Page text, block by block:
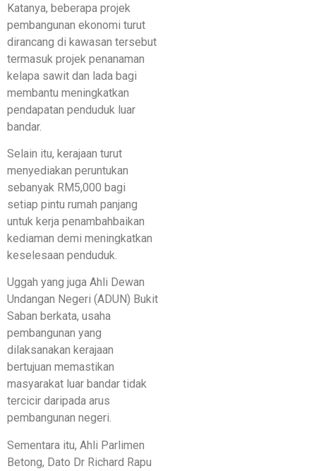
Katanya, beberapa projek
pembangunan ekonomi turut
dirancang di kawasan tersebut
termasuk projek penanaman
kelapa sawit dan lada bagi
membantu meningkatkan
pendapatan penduduk luar
bandar.
Selain itu, kerajaan turut
menyediakan peruntukan
sebanyak RM5,000 bagi
setiap pintu rumah panjang
untuk kerja penambahbaikan
kediaman demi meningkatkan
keselesaan penduduk.
Uggah yang juga Ahli Dewan
Undangan Negeri (ADUN) Bukit
Saban berkata, usaha
pembangunan yang
dilaksanakan kerajaan
bertujuan memastikan
masyarakat luar bandar tidak
tercicir daripada arus
pembangunan negeri.
Sementara itu, Ahli Parlimen
Betong, Dato Dr Richard Rapu